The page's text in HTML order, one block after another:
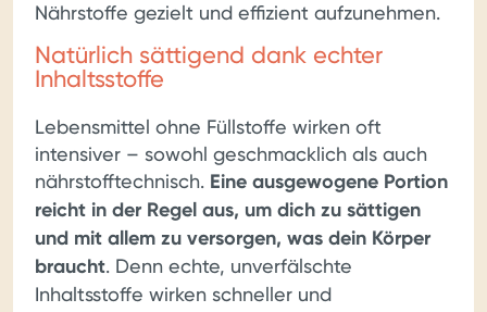
Nährstoffe gezielt und effizient aufzunehmen.
Natürlich sättigend dank echter
Inhaltsstoffe
Lebensmittel ohne Füllstoffe wirken oft
intensiver – sowohl geschmacklich als auch
nährstofftechnisch. Eine ausgewogene Portion
reicht in der Regel aus, um dich zu sättigen
und mit allem zu versorgen, was dein Körper
braucht. Denn echte, unverfälschte
Inhaltsstoffe wirken schneller und